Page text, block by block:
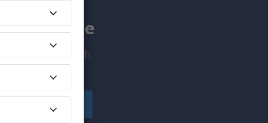
za manje
ponude prije svih.